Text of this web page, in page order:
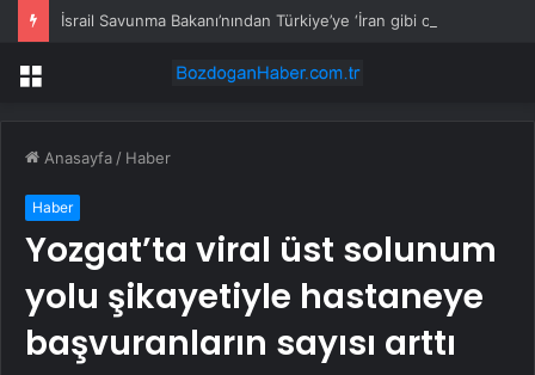
Menü
Anasayfa / Haber
Haber
Yozgat’ta viral üst solunum
yolu şikayetiyle hastaneye
başvuranların sayısı arttı